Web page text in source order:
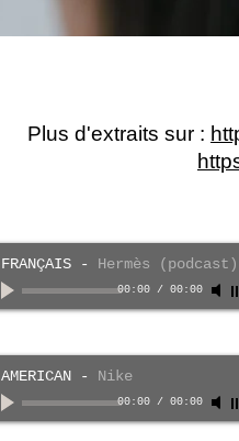
Plus d'extraits sur :
FRANÇAIS - Hermès (podcast)
00:00 / 00:00
AMERICAN - Nike
00:00 / 00:00